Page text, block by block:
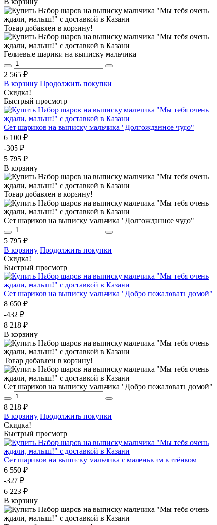
Товар добавлен в корзину!
Гелиевые шарики на выписку мальчика
2 565 ₽
В корзину Продолжить покупки
Скидка!
Быстрый просмотр
Сет шариков на выписку мальчика "Долгожданное чудо"
6 100 ₽
-305 ₽
5 795 ₽
В корзину
Товар добавлен в корзину!
Сет шариков на выписку мальчика "Долгожданное чудо"
5 795 ₽
В корзину Продолжить покупки
Скидка!
Быстрый просмотр
Сет шариков на выписку мальчика "Добро пожаловать домой"
8 650 ₽
-432 ₽
8 218 ₽
В корзину
Товар добавлен в корзину!
Сет шариков на выписку мальчика "Добро пожаловать домой"
8 218 ₽
В корзину Продолжить покупки
Скидка!
Быстрый просмотр
Сет шариков на выписку мальчика с маленьким китёнком
6 550 ₽
-327 ₽
6 223 ₽
В корзину